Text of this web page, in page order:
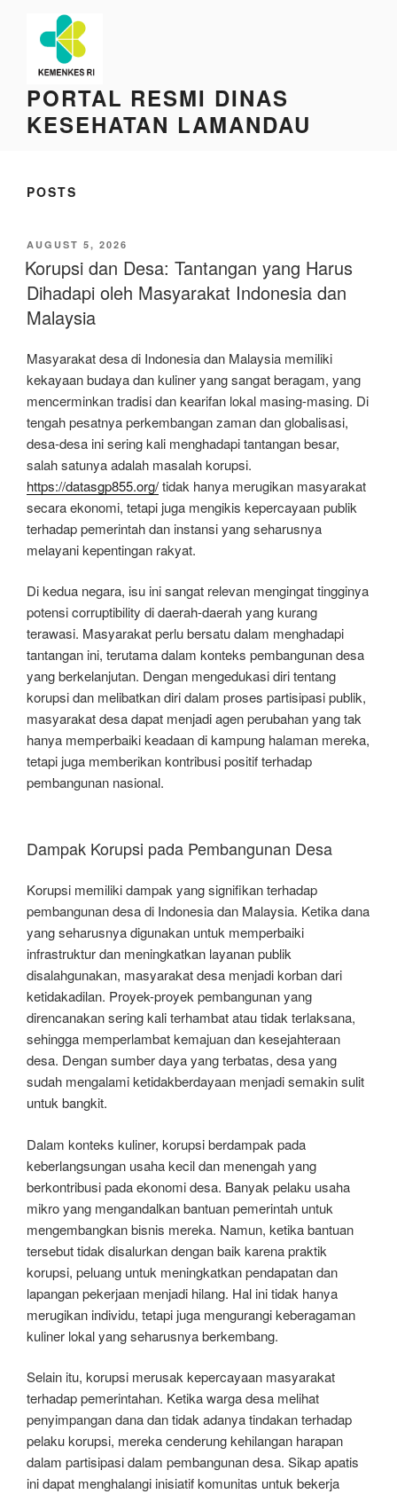
PORTAL RESMI DINAS
KESEHATAN LAMANDAU
POSTS
POSTED
ON
AUGUST 5, 2026
Korupsi dan Desa: Tantangan yang Harus
Dihadapi oleh Masyarakat Indonesia dan
Malaysia
Masyarakat desa di Indonesia dan Malaysia memiliki
kekayaan budaya dan kuliner yang sangat beragam, yang
mencerminkan tradisi dan kearifan lokal masing-masing. Di
tengah pesatnya perkembangan zaman dan globalisasi,
desa-desa ini sering kali menghadapi tantangan besar,
salah satunya adalah masalah korupsi.
https://datasgp855.org/tidak hanya merugikan masyarakat
secara ekonomi, tetapi juga mengikis kepercayaan publik
terhadap pemerintah dan instansi yang seharusnya
melayani kepentingan rakyat.
Di kedua negara, isu ini sangat relevan mengingat tingginya
potensi corruptibility di daerah-daerah yang kurang
terawasi. Masyarakat perlu bersatu dalam menghadapi
tantangan ini, terutama dalam konteks pembangunan desa
yang berkelanjutan. Dengan mengedukasi diri tentang
korupsi dan melibatkan diri dalam proses partisipasi publik,
masyarakat desa dapat menjadi agen perubahan yang tak
hanya memperbaiki keadaan di kampung halaman mereka,
tetapi juga memberikan kontribusi positif terhadap
pembangunan nasional.
Dampak Korupsi pada Pembangunan Desa
Korupsi memiliki dampak yang signifikan terhadap
pembangunan desa di Indonesia dan Malaysia. Ketika dana
yang seharusnya digunakan untuk memperbaiki
infrastruktur dan meningkatkan layanan publik
disalahgunakan, masyarakat desa menjadi korban dari
ketidakadilan. Proyek-proyek pembangunan yang
direncanakan sering kali terhambat atau tidak terlaksana,
sehingga memperlambat kemajuan dan kesejahteraan
desa. Dengan sumber daya yang terbatas, desa yang
sudah mengalami ketidakberdayaan menjadi semakin sulit
untuk bangkit.
Dalam konteks kuliner, korupsi berdampak pada
keberlangsungan usaha kecil dan menengah yang
berkontribusi pada ekonomi desa. Banyak pelaku usaha
mikro yang mengandalkan bantuan pemerintah untuk
mengembangkan bisnis mereka. Namun, ketika bantuan
tersebut tidak disalurkan dengan baik karena praktik
korupsi, peluang untuk meningkatkan pendapatan dan
lapangan pekerjaan menjadi hilang. Hal ini tidak hanya
merugikan individu, tetapi juga mengurangi keberagaman
kuliner lokal yang seharusnya berkembang.
Selain itu, korupsi merusak kepercayaan masyarakat
terhadap pemerintahan. Ketika warga desa melihat
penyimpangan dana dan tidak adanya tindakan terhadap
pelaku korupsi, mereka cenderung kehilangan harapan
dalam partisipasi dalam pembangunan desa. Sikap apatis
ini dapat menghalangi inisiatif komunitas untuk bekerja